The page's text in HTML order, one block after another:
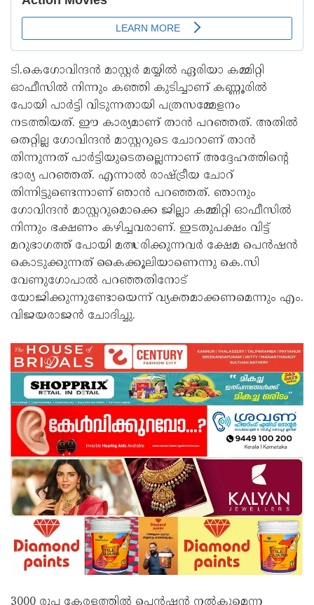
ടി.കെഗോവിന്ദൻ മാസ്റ്റർ മയ്യിൽ ഏരിയാ കമ്മിറ്റി
ഓഫീസിൽ നിന്നും കഞ്ഞി കുടിച്ചാണ് കണ്ണൂരിൽ
പോയി പാർട്ടി വിടുന്നതായി പത്രസമ്മേളനം
നടത്തിയത്. ഈ കാര്യമാണ് താൻ പറഞ്ഞത്. അതിൽ
തെറ്റില്ല ഗോവിന്ദൻ മാസ്റ്ററുടെ ചോറാണ് താൻ
തിന്നുന്നത് പാർട്ടിയുടെതല്ലെന്നാണ് അദ്ദേഹത്തിൻ്റെ
ഭാര്യ പറഞ്ഞത്. എന്നാൽ രാഷ്ട്രീയ ചോറ്
തിന്നിട്ടുണ്ടെന്നാണ് ഞാൻ പറഞ്ഞത്. ഞാനും
ഗോവിന്ദൻ മാസ്റ്ററുമൊക്കെ ജില്ലാ കമ്മിറ്റി ഓഫീസിൽ
നിന്നും ഭക്ഷണം കഴിച്ചവരാണ്. ഇടതുപക്ഷം വിട്ട്
മറുഭാഗത്ത് പോയി മത്സരിക്കുന്നവർ ക്ഷേമ പെൻഷൻ
കൊടുക്കുന്നത് കൈക്കൂലിയാണെന്നു കെ.സി
വേണുഗോപാൽ പറഞ്ഞതിനോട്
യോജിക്കുന്നുണ്ടോയെന്ന് വ്യക്തമാക്കണമെന്നും എം.
വിജയരാജൻ ചോദിച്ചു.
3000 രൂപ കേരളത്തിൽ പെൻഷൻ നൽകുമെന്ന